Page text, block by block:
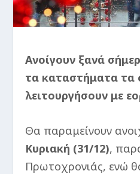
Ανοίγουν ξανά
τα καταστήματα τα
λειτουργήσουν με
Θα παραμείνουν
Κυριακή (31/12),
Πρωτοχρονιάς, ενώ